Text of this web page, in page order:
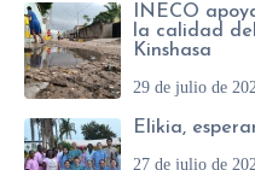
l
e
c
t
w
e
b
INECO
la calidad
Kinshasa
29 de julio de
Elikia,
27 de julio de